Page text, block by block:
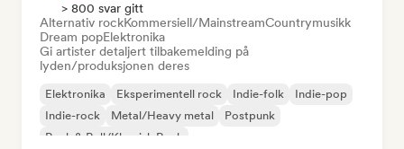
> 800 svar gitt
Alternativ rockKommersiell/MainstreamCountrymusikk
Dream popElektronika
Gi artister detaljert tilbakemelding på
lyden/produksjonen deres
Elektronika Eksperimentell rock Indie-folk
Indie-pop
Indie-rock
Metal/Heavy metal
Postpunk
Rock & Roll/Klassisk Rock